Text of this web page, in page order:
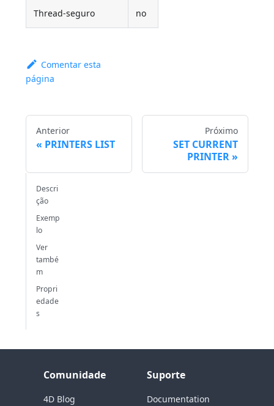
Thread-seguro no
Comentar esta
página
Anterior
PRINTERS LIST
Próximo
SET CURRENT
PRINTER
Descri
ção
Exemp
lo
Ver
també
m
Propri
edade
s
Comunidade
4D Blog
Suporte
Documentation